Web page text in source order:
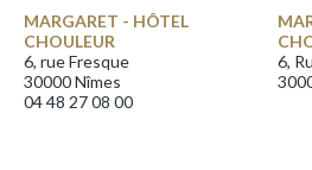
MARGARET - HÔTEL
CHOULEUR
6, rue Fresque
30000 Nîmes
04 48 27 08 00
6,